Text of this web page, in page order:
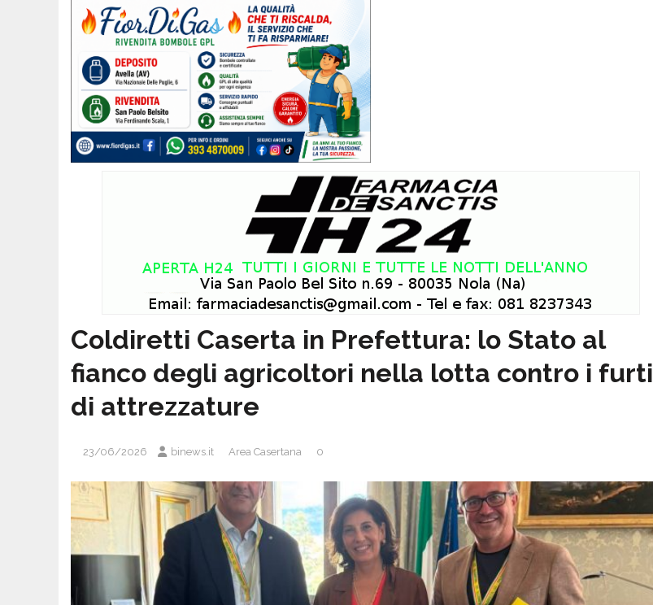
Coldiretti Caserta in Prefettura: lo Stato al
fianco degli agricoltori nella lotta contro i furti
di attrezzature
23/06/2026 binews.it Area Casertana 0